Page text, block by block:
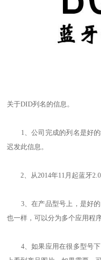
关于DID列名的信息。
1、公司完成的列名是好的
迟发此信息。
2、从2014年11月起蓝牙2.0
3、在产品型号上，是好的
也一样，可以分为多个应用程序
4、如果应用在很多型号下